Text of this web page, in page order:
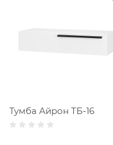
Тумба Айрон ТБ-16